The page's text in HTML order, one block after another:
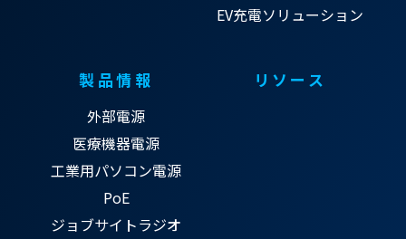
EV充電ソリューション
製品情報
外部電源
医療機器電源
工業用パソコン電源
PoE
ジョブサイトラジオ
リソース